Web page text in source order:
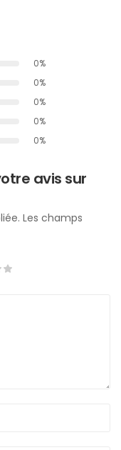
0%
0%
0%
0%
0%
avis sur
Les champs